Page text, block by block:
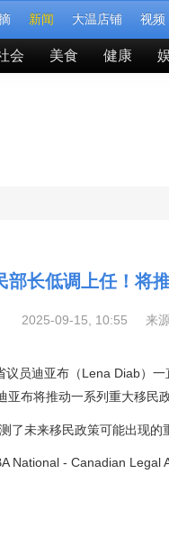
新闻 大温店铺 视频
会 美食 健康
部长低调上任！将
2025-09-15, 10:55 来
议员迪亚布（Lena Diab）
布将推动一系列重大移民
了未来移民政策可能出现的